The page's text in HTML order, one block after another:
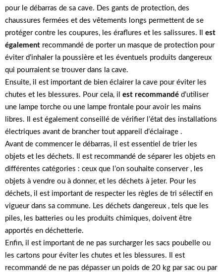
pour le débarras de sa cave. Des gants de protection, des
chaussures fermées et des vêtements longs permettent de se
protéger contre les coupures, les éraflures et les salissures. Il est
également recommandé de porter un masque de protection pour
éviter d’inhaler la poussière et les éventuels produits dangereux
qui pourraient se trouver dans la cave.
Ensuite, il est important de bien éclairer la cave pour éviter les
chutes et les blessures. Pour cela, il est recommandé d’utiliser
une lampe torche ou une lampe frontale pour avoir les mains
libres. Il est également conseillé de vérifier l’état des installations
électriques avant de brancher tout appareil d’éclairage .
Avant de commencer le débarras, il est essentiel de trier les
objets et les déchets. Il est recommandé de séparer les objets en
différentes catégories : ceux que l’on souhaite conserver , les
objets à vendre ou à donner, et les déchets à jeter. Pour les
déchets, il est important de respecter les règles de tri sélectif en
vigueur dans sa commune. Les déchets dangereux , tels que les
piles, les batteries ou les produits chimiques, doivent être
apportés en déchetterie.
Enfin, il est important de ne pas surcharger les sacs poubelle ou
les cartons pour éviter les chutes et les blessures. Il est
recommandé de ne pas dépasser un poids de 20 kg par sac ou par